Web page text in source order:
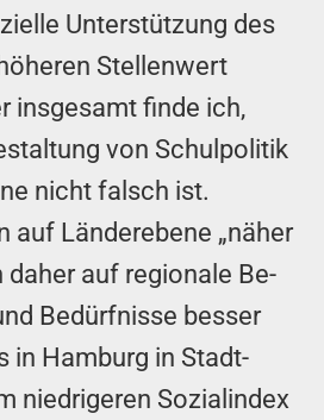
Unter­stütz­ung des
Stellen­wert
ins­gesamt finde ich,
von Schul­politik
nicht falsch ist.
auf Länder­ebene „näher
daher auf regionale Be­
Be­dürf­nisse besser
in Hamburg in Stadt­
niedrigeren Sozial­index